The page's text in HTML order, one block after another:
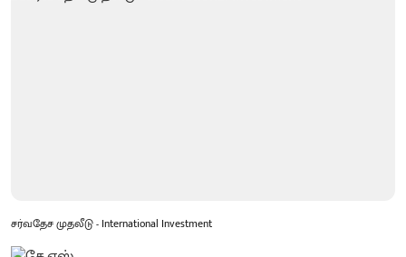
சர்வதேச முதலீடு - International Investment